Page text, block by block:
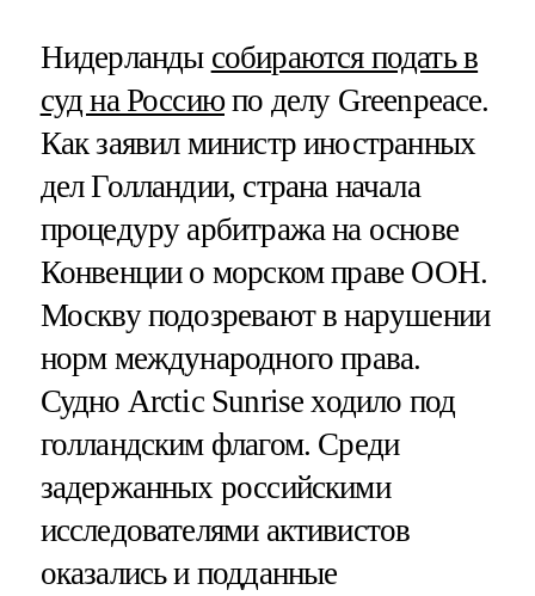
Нидерланды собираются подать в
суд на Россиюпо делу Greenpeace.
Как заявил министр иностранных
дел Голландии, страна начала
процедуру арбитража на основе
Конвенции о морском праве ООН.
Москву подозревают в нарушении
норм международного права.
Судно Arctic Sunrise ходило под
голландским флагом. Среди
задержанных российскими
исследователями активистов
оказались и подданные